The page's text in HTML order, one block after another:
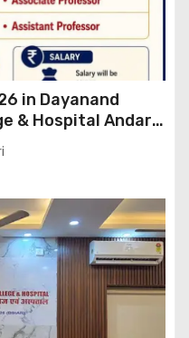
in Dayanand
& Hospital Andar